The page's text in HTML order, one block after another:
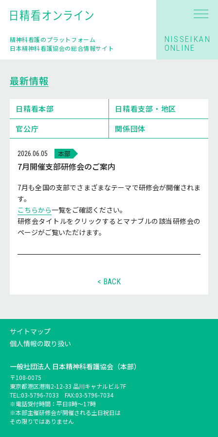
精神科看護のプラットフォーム
日本精神科看護協会の総合情報サイト
NISSEIKAN
ONLINE
最新情報
日精看本部
日精看支部・地区
官公庁
関係団体
2026.06.05 本部
7月開催支部研修会のご案内
7月も全国の支部でさまざまなテーマで研修会が開催されま
す。
こちらから一覧をご確認ください。
研修会タイトルをクリックするとマナブルの該当研修会の
ページがご覧いただけます。
< BACK
サイトマップ
個人情報の取り扱い
一般社団法人 日本精神科看護協会（本部）
〒108-0075
東京都港区港南2-12-33 品川キャナルビル7F
TEL:03-5796-7033 FAX:03-5796-7034
※電話受付時間：平日8時～17時
※本部主催研修会が開催される土日祝日は
その限りではありません